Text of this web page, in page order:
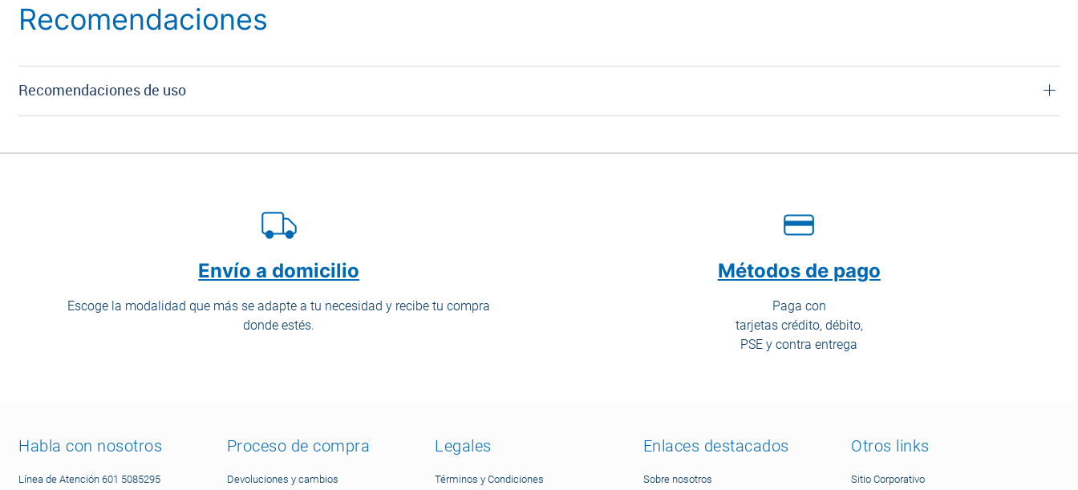
Recomendaciones
Recomendaciones de uso
Envío a domicilio
Escoge la modalidad que más se adapte a tu necesidad y recibe tu compra
donde estés.
Métodos de pago
Paga con
tarjetas crédito, débito,
PSE y contra entrega
Habla con nosotros
Línea de Atención 601 5085295
Proceso de compra
Devoluciones y cambios
Legales
Términos y Condiciones
Enlaces destacados
Sobre nosotros
Otros links
Sitio Corporativo